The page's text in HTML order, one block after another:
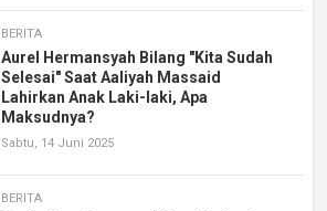
BERITA
Aurel Hermansyah Bilang "Kita Sudah
Selesai" Saat Aaliyah Massaid
Lahirkan Anak Laki-laki, Apa
Maksudnya?
Sabtu, 14 Juni 2025
BERITA